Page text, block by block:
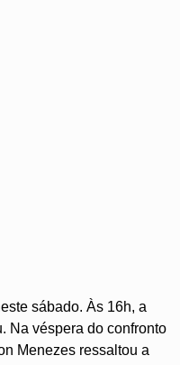
sábado. Às 16h, a
Na véspera do confronto
Menezes ressaltou a